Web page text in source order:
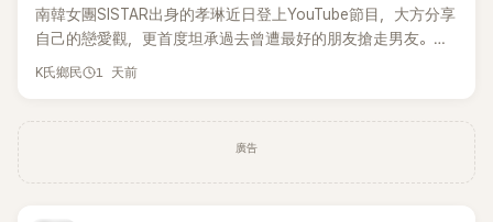
南韓女團SISTAR出身的孝琳近日登上YouTube節目，大方分享
自己的戀愛觀，更首度坦承過去曾遭最好的朋友搶走男友。她
表示，當時選擇瀟灑放手，但如果同樣的事情現在再發生，「我
K氏鄉民 1 天前
廣告